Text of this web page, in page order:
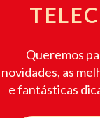
Queremos
novidades, as
e fantásticas